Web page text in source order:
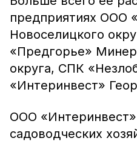
предприятиях ООО
Новоселицкого
«Предгорье»
округа, СПК
«Интеринвест»
ООО
садоводческих